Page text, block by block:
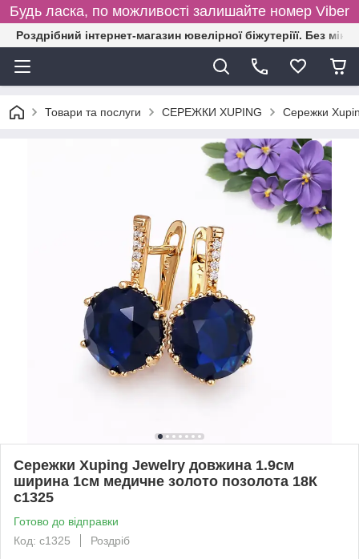
Будь ласка, по можливості залишайте номер Viber
Роздрібний інтернет-магазин ювелірної біжутеріїї. Без
Товари та послуги СЕРЕЖКИ XUPING Сережки
Сережки Xuping Jewelry довжина 1.9см
ширина 1см медичне золото позолота 18К
с1325
Готово до відправки
Код: с1325
Роздріб